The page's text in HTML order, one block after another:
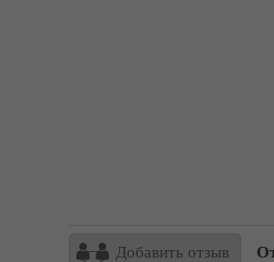
Добавить отзыв